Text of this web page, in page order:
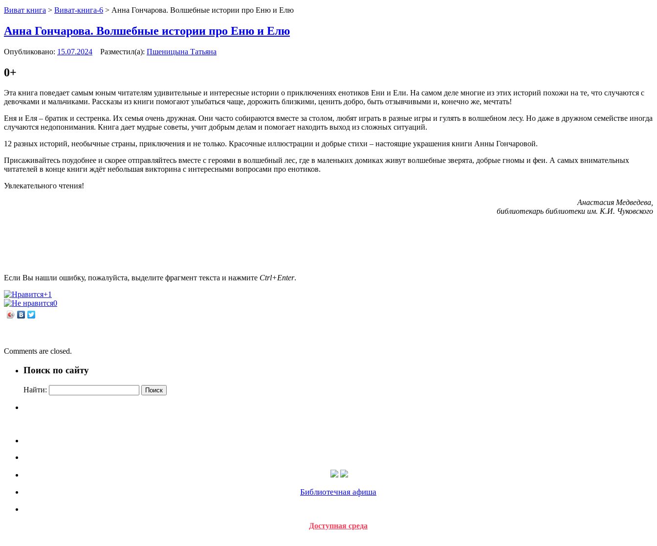
Виват книга > Виват-книга-6 > Анна Гончарова. Волшебные истории про Еню и Елю
Анна Гончарова. Волшебные истории про Еню и Елю
Опубликовано: 15.07.2024 Разместил(а): Пшеницына Татьяна
0+
Эта книга поведает самым юным читателям удивительные и интересные истории о приключениях енотиков Ени и Ели. На самом деле многие из этих историй похожи на те, что случаются с
девочками и мальчиками. Рассказы из книги помогают улыбаться чаще, дорожить близкими, ценить добро, быть отзывчивыми и, конечно же, мечтать!
Еня и Еля – братик и сестренка. Их семья очень дружная. Они часто собираются вместе за столом, любят играть в разные игры и гулять в волшебном лесу. Но даже в дружном семействе иногда
случаются недопонимания. Книга дает мудрые советы, учит добрым делам и помогает находить выход из сложных ситуаций.
12 разных историй, необычные страны, приключения и не только. Красочные иллюстрации и добрые стихи – настоящие украшения книги Анны Гончаровой.
Присаживайтесь поудобнее и скорее отправляйтесь вместе с героями в волшебный лес, где в маленьких домиках живут волшебные зверята, добрые гномы и феи. А самых внимательных
читателей в конце книги ждёт небольшая викторина с интересными вопросами про енотиков.
Увлекательного чтения!
Анастасия Медведева,
библиотекарь библиотеки им. К.И. Чуковского
Если Вы нашли ошибку, пожалуйста, выделите фрагмент текста и нажмите Ctrl+Enter.
+1
0
Comments are closed.
Поиск по сайту
Найти:
Библиотечная афиша
Доступная среда